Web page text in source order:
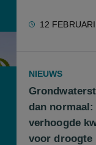
12
NIEUWS
dan
verhoogde
voor droogte